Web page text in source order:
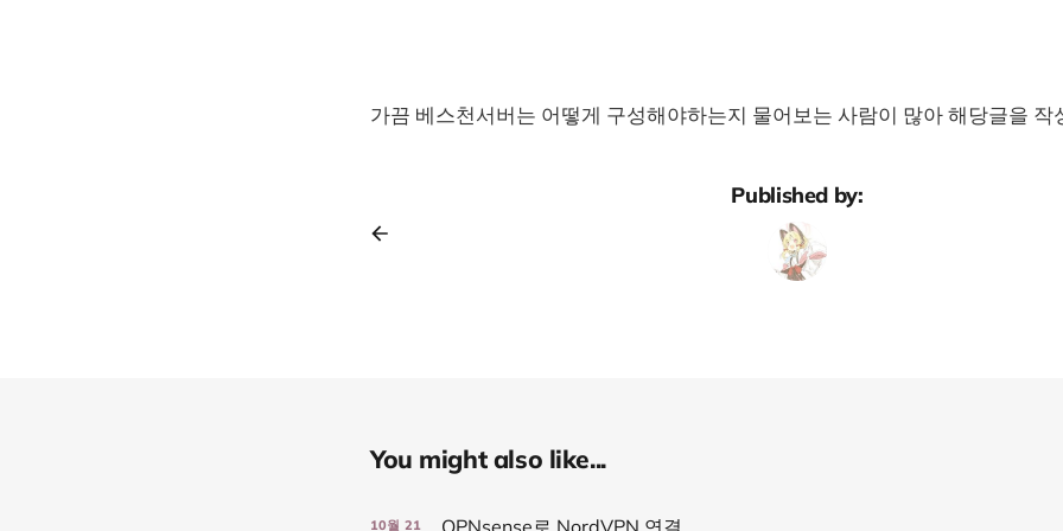
가끔 베스천서버는 어떻게 구성해야하는지 물어보는 사람이 많아 해당글을 작
Published by:
You might also like...
10월 21 OPNsense로 NordVPN 연결